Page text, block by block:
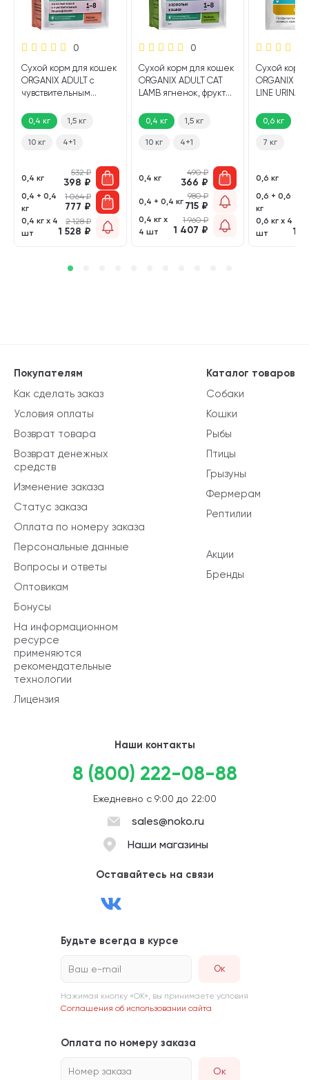
0
Сухой корм для кошек
ORGANIX ADULT с
чувствительным
лосось, фрукты, овощи
(0,4 кг)
0,4 кг 1,5 кг
10 кг 4+1
0,4 кг
532₽
398 ₽
0,4 + 0,4
кг
1 064₽
777 ₽
0,4 кг х 4
шт
2 128₽
1 528 ₽
0
Сухой корм для кошек
ORGANIX ADULT CAT
LAMB ягненок, фрукты,
0,4 кг 1,5 кг
10 кг 4+1
0,4 кг
490₽
366 ₽
0,4 + 0,4 кг
980₽
715 ₽
0,4 кг х
4 шт
1 960₽
1 407 ₽
Сухой корм
ORGANIX
LINE
болезни (0,6
0,6 кг
7 кг
0,6 кг
0,6 + 0,6
кг
0,6 кг х 4
шт
1
Каталог товаров
Собаки
Кошки
Рыбы
Птицы
Грызуны
Фермерам
Рептилии
Акции
Бренды
Покупателям
Как сделать заказ
Условия оплаты
Возврат товара
Возврат денежных
средств
Изменение заказа
Статус заказа
Оплата по номеру заказа
Персональные данные
Вопросы и ответы
Оптовикам
Бонусы
На информационном
ресурсе
применяются
рекомендательные
технологии
Лицензия
Наши контакты
8 (800) 222-08-88
Ежедневно с 9:00 до 22:00
sales@noko.ru
Наши магазины
Оставайтесь на связи
Будьте всегда в курсе
Ваш e-mail
Нажимая кнопку «ОК», вы принимаете условия
Соглашения об использовании сайта
Оплата по номеру заказа
Номер заказа Ок